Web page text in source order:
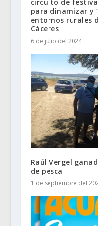
circuito de
para dinamizar y
entornos rurales
Cáceres
6 de julio del 2024
Raúl Vergel
de pesca
1 de septiembre del